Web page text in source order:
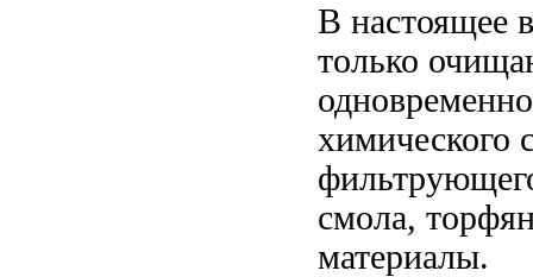
В настоящее
только
химического
смола,
материалы.